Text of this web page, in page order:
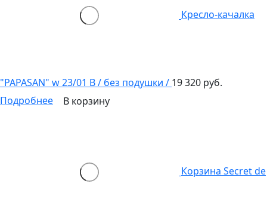
Кресло-качалка
"PAPASAN" w 23/01 B / без подушки / 19 320 руб.
Подробнее
В корзину
Корзина Secret de